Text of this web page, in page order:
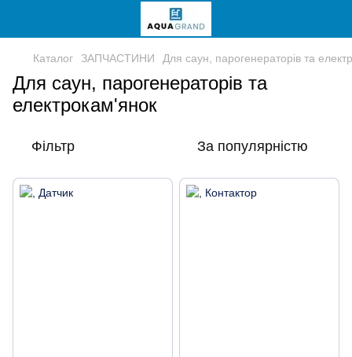
Каталог ЗАПЧАСТИНИ Для саун, парогенераторів та
Для саун, парогенераторів та
електрокам'янок
Фільтр За популярністю